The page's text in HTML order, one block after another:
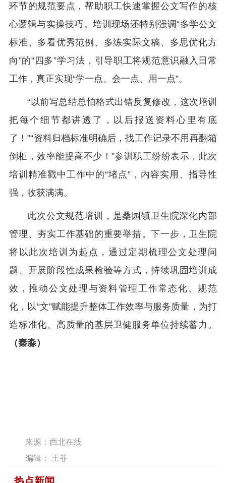
环节的规范要点，帮助职工快速掌握公文写作的核
心逻辑与实操技巧。培训现场还特别强调“多学公文
标准、多看优秀范例、多练实际文稿、多思优化方
向”的“四多”学习法，引导职工将规范意识融入日常
工作，真正实现“学一点、会一点、用一点”。
“以前写总结总怕格式出错反复修改，这次培训
把每个细节都讲透了，以后报送资料心里有底
了！”“资料归档标准明确后，找工作记录不用再翻箱
倒柜，效率能提高不少！”参训职工纷纷表示，此次
培训精准戳中工作中的“堵点”，内容实用、指导性
强，收获满满。
此次公文规范培训，是桑园镇卫生院深化内部
管理、夯实工作基础的重要举措。下一步，卫生院
将以此次培训为起点，通过定期梳理公文处理问
题、开展阶段性成果检验等方式，持续巩固培训成
效，推动公文处理与资料管理工作常态化、规范
化，以“文”赋能提升整体工作效率与服务质量，为打
造标准化、高质量的基层卫健服务单位持续蓄力。
（秦淼）
来源：西北在线
编辑： 王菲